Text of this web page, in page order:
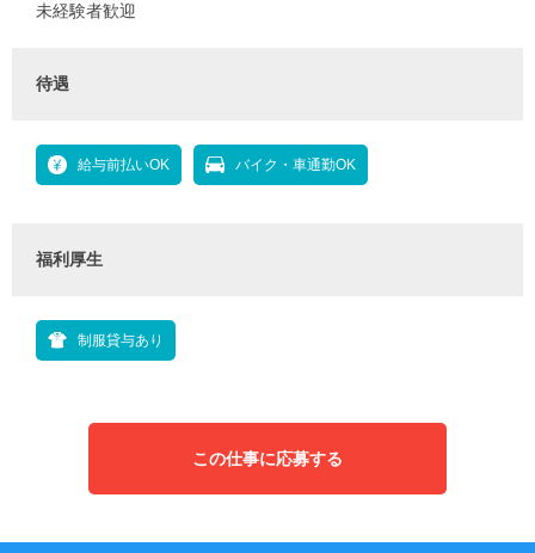
未経験者歓迎
待遇
給与前払いOK バイク・車通勤OK
福利厚生
制服貸与あり
この仕事に応募する